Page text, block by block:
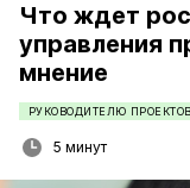
Что ждет
управления
мнение
РУКОВОДИТЕЛЮ ПРОЕКТОВ
5 минут